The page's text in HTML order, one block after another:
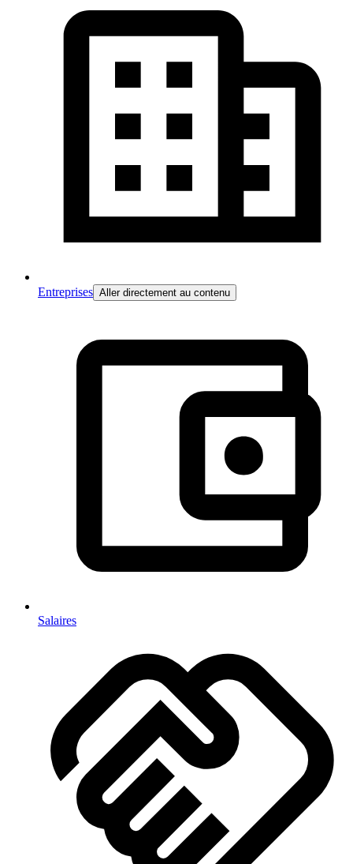
Entreprises Aller directement au contenu
Salaires